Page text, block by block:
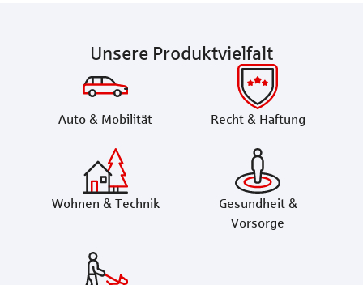
Unsere Produktvielfalt
Auto & Mobilität Recht & Haftung
Wohnen & Technik
Gesundheit &
Vorsorge